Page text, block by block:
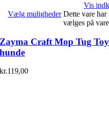
Vis
Vælg muligheder Dette vare
vælges på
Zayma Craft Mop Tug
hunde
kr.119,00